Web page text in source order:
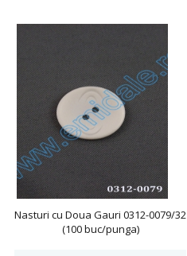
Nasturi cu Doua Gauri 0312-0079/32
(100 buc/punga)